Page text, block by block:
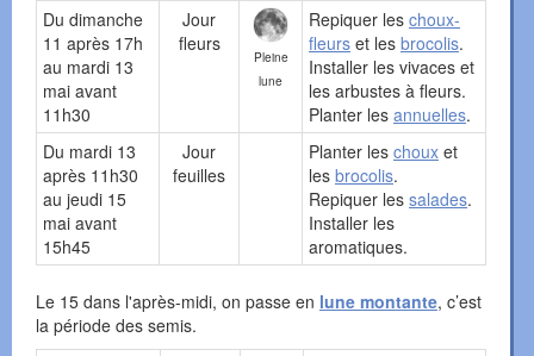
Du dimanche
11 après 17h
au mardi 13
mai avant
11h30
Jour
fleurs
Pleine
lune
Repiquer les choux-
fleurs et les brocolis.
Installer les vivaces et
les arbustes à fleurs.
Planter les annuelles.
Du mardi 13
après 11h30
au jeudi 15
mai avant
15h45
Jour
feuilles
Planter les choux et
les brocolis.
Repiquer les salades.
Installer les
aromatiques.
Le 15 dans l'après-midi, on passe en lune montante, c’est
la période des semis.